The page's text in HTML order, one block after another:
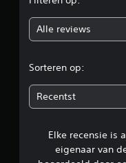
Alle reviews
Sorteren op:
Recentst
Elke recensie is
eigenaar van